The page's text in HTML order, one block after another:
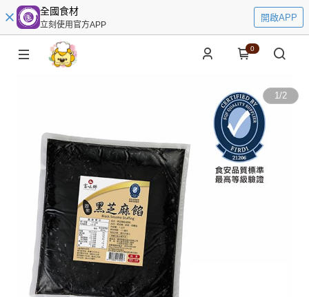
全國食材
立刻使用官方APP
開啟APP
0
1/2